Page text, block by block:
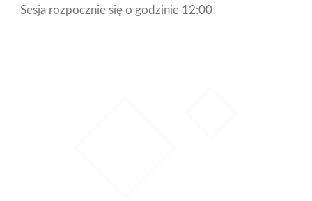
Sesja rozpocznie się o godzinie 12:00